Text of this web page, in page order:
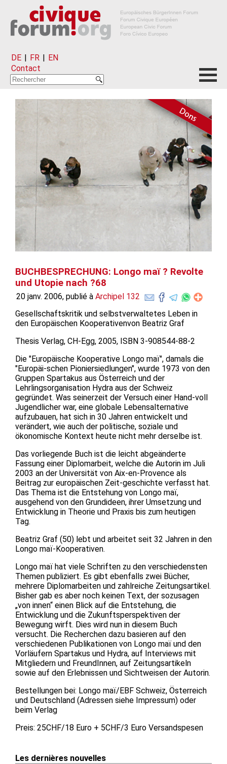
DE | FR | EN
Contact
BUCHBESPRECHUNG: Longo maï ? Revolte
und Utopie nach ?68
20 janv. 2006, publié à Archipel 132
Gesellschaftskritik und selbstverwaltetes Leben in
den Europäischen Kooperativenvon Beatriz Graf
Thesis Verlag, CH-Egg, 2005, ISBN 3-908544-88-2
Die "Europäische Kooperative Longo maï", damals die
"Europäi-schen Pioniersiedlungen", wurde 1973 von den
Gruppen Spartakus aus Österreich und der
Lehrlingsorganisation Hydra aus der Schweiz
gegründet. Was seinerzeit der Versuch einer Hand-voll
Jugendlicher war, eine globale Lebensalternative
aufzubauen, hat sich in 30 Jahren entwickelt und
verändert, wie auch der politische, soziale und
ökonomische Kontext heute nicht mehr derselbe ist.
Das vorliegende Buch ist die leicht abgeänderte
Fassung einer Diplomarbeit, welche die Autorin im Juli
2003 an der Universität von Aix-en-Provence als
Beitrag zur europäischen Zeit-geschichte verfasst hat.
Das Thema ist die Entstehung von Longo maï,
ausgehend von den Grundideen, ihrer Umsetzung und
Entwicklung in Theorie und Praxis bis zum heutigen
Tag.
Beatriz Graf (50) lebt und arbeitet seit 32 Jahren in den
Longo maï-Kooperativen.
Longo maï hat viele Schriften zu den verschiedensten
Themen publiziert. Es gibt ebenfalls zwei Bücher,
mehrere Diplomarbeiten und zahlreiche Zeitungsartikel.
Bisher gab es aber noch keinen Text, der sozusagen
„von innen“ einen Blick auf die Entstehung, die
Entwicklung und die Zukunftsperspektiven der
Bewegung wirft. Dies wird nun in diesem Buch
versucht. Die Recherchen dazu basieren auf den
verschiedenen Publikationen von Longo maï und den
Vorläufern Spartakus und Hydra, auf Interviews mit
Mitgliedern und FreundInnen, auf Zeitungsartikeln
sowie auf den Erlebnissen und Sichtweisen der Autorin.
Bestellungen bei: Longo maï/EBF Schweiz, Österreich
und Deutschland (Adressen siehe Impressum) oder
beim Verlag
Preis: 25CHF/18 Euro + 5CHF/3 Euro Versandspesen